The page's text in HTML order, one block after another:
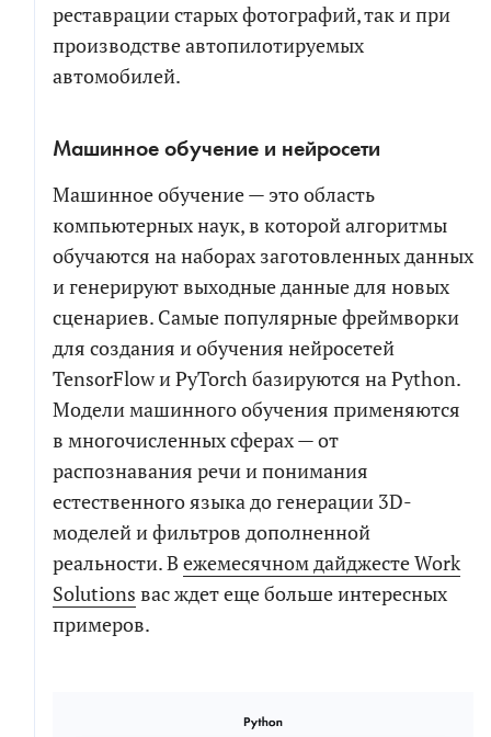
реставрации старых фотографий, так и при
производстве автопилотируемых
автомобилей.
Машинное обучение и нейросети
Машинное обучение — это область
компьютерных наук, в которой алгоритмы
обучаются на наборах заготовленных данных
и генерируют выходные данные для новых
сценариев. Самые популярные фреймворки
для создания и обучения нейросетей
TensorFlow и PyTorch базируются на Python.
Модели машинного обучения применяются
в многочисленных сферах — от
распознавания речи и понимания
естественного языка до генерации 3D-
моделей и фильтров дополненной
реальности. В ежемесячном дайджесте Work
Solutions вас ждет еще больше интересных
примеров.